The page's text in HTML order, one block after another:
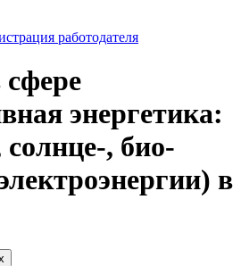
работодателя
энергетика:
солнце-, био-
в